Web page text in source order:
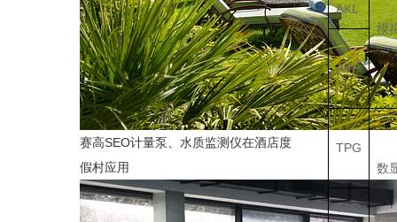
赛高SEO计量泵、水质监测仪在酒店度
假村应用
模
AKL
APG
TPG
数
TPR